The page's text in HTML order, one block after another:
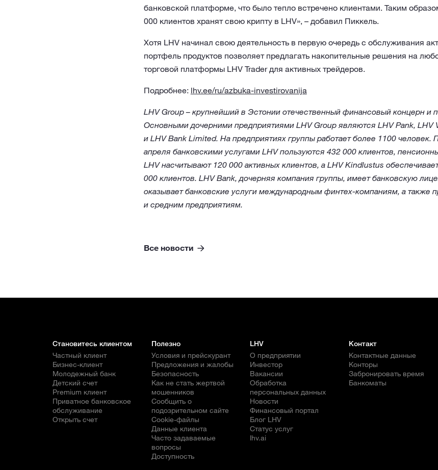
банковской платформе, что было тепло встречено клиентами. Таким
000 клиентов хранят свою крипту в LHV», – добавил Пиккель.
Хотя LHV начинал свою деятельность в первую очередь с обслуживания
портфель продуктов позволяет предлагать накопительные решения на
торговой платформы LHV Trader для активных трейдеров.
Подробнее: lhv.ee/ru/azbuka-investirovanija
LHV Group – крупнейший в Эстонии отечественный финансовый концерн и
Основными дочерними предприятиями LHV Group являются LHV Pank, LHV
и LHV Bank Limited. На предприятиях группы работает более 1100 человек.
апреля банковскими услугами LHV пользуются 432 000 клиентов,
LHV насчитывают 120 000 активных клиентов, а LHV Kindlustus
000 клиентов. LHV Bank, дочерняя компания группы, имеет банковскую
оказывает банковские услуги международным финтех-компаниям, а также
и средним предприятиям.
Все новости
Становитесь клиентом
Частный клиент
Бизнес-клиент
Молодежный банк
Детский счет
Premium клиент
Приватное банковское
обслуживание
Открыть счет
Полезно
Условия и прейскурант
Предложения и жалобы
Безопасность
Как не стать жертвой
мошенников
Сообщить о
подозрительном сайте
Cookie-файлы
Данные клиента
Часто задаваемые
вопросы
Доступность
LHV
О предприятии
Инвестор
Вакансии
Обработка
персональных данных
Новости
Финансовый портал
Блог LHV
Статус услуг
lhv.ai
Контакт
Контактные данные
Конторы
Забронировать время
Банкоматы